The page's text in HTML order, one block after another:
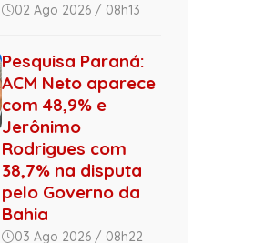
02 Ago 2026 / 08h13
Pesquisa Paraná:
ACM Neto aparece
com 48,9% e
Jerônimo
Rodrigues com
38,7% na disputa
pelo Governo da
Bahia
03 Ago 2026 / 08h22